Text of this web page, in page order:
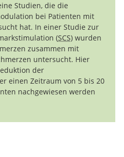
Studien, die die
bei Patienten mit
hat. In einer Studie zur
(SCS) wurden
zusammen mit
untersucht. Hier
der
einen Zeitraum von 5 bis 20
nachgewiesen werden
Spinal cord